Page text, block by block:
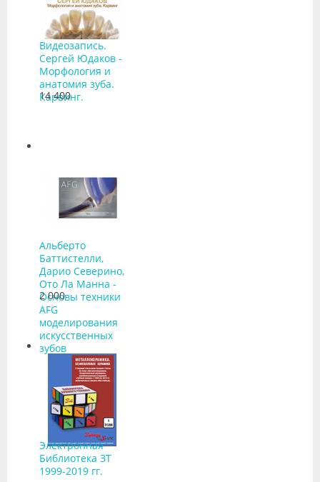
Видеозапись.
Сергей Юдаков -
Морфология и
анатомия зуба.
Карвинг.
14 400
Альберто
Баттистелли,
Дарио Северино,
Ото Ла Манна -
Основы техники
AFG
моделирования
искусственных
зубов
2 000
Электронная
Библиотека ЗТ
1999-2019 гг.